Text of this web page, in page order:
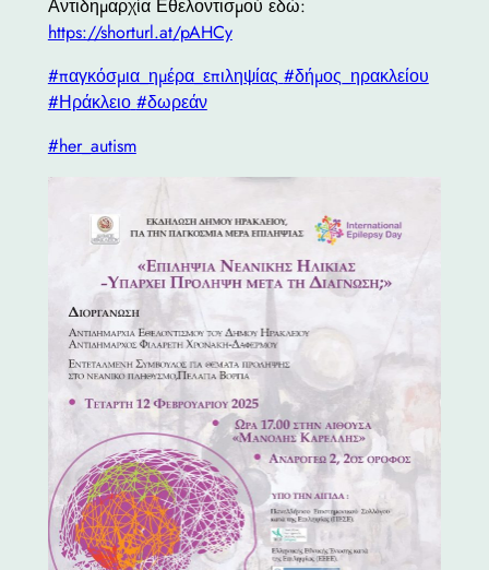
Αντιδημαρχία Εθελοντισμού εδώ:
https://shorturl.at/pAHCy
#παγκόσμια_ημέρα_επιληψίας #δήμος_ηρακλείου
#Ηράκλειο #δωρεάν
#her_autism